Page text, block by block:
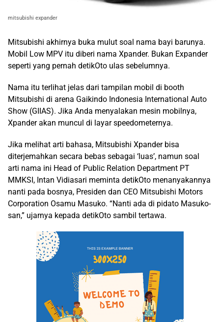
mitsubishi expander
Mitsubishi akhirnya buka mulut soal nama bayi barunya.
Mobil Low MPV itu diberi nama Xpander. Bukan Expander
seperti yang pernah detikOto ulas sebelumnya.
Nama itu terlihat jelas dari tampilan mobil di booth
Mitsubishi di arena Gaikindo Indonesia International Auto
Show (GIIAS). Jika Anda menyalakan mesin mobilnya,
Xpander akan muncul di layar speedometernya.
Jika melihat arti bahasa, Mitsubishi Xpander bisa
diterjemahkan secara bebas sebagai ‘luas’, namun soal
arti nama ini Head of Public Relation Department PT
MMKSI, Intan Vidiasari meminta detikOto menanyakannya
nanti pada bosnya, Presiden dan CEO Mitsubishi Motors
Corporation Osamu Masuko. “Nanti ada di pidato Masuko-
san,” ujarnya kepada detikOto sambil tertawa.